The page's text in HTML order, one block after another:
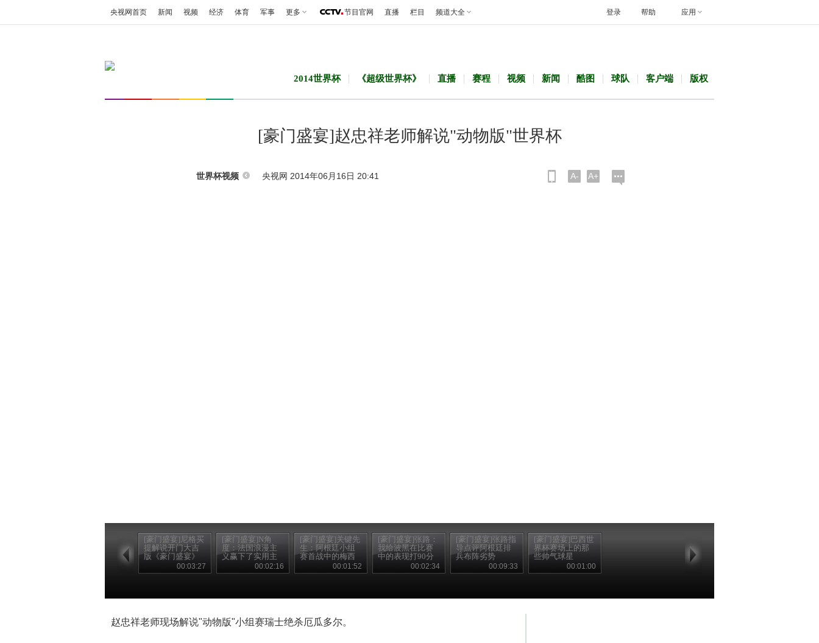
央视网首页 新闻 视频 经济 体育 军事 更多 节目官网 直播 栏目 频道大全 帮助 应用
登录
2014世界杯 《超级世界杯》 直播 赛程 视频 新闻 酷图 球队 客户端 版权
[豪门盛宴]赵忠祥老师解说"动物版"世界杯
世界杯视频 央视网 2014年06月16日 20:41 A- A+
[豪门盛宴]尼格买
提解说开门大吉
版《豪门盛宴》
00:03:27
[豪门盛宴]N角
度：法国浪漫主
义赢下了实用主
00:02:16
[豪门盛宴]关键先
生：阿根廷小组
赛首战中的梅西
00:01:52
[豪门盛宴]张路：
我给波黑在比赛
中的表现打90分
00:02:34
[豪门盛宴]张路指
导点评阿根廷排
兵布阵劣势
00:09:33
[豪门盛宴]巴西世
界杯赛场上的那
些帅气球星
00:01:00
赵忠祥老师现场解说"动物版"小组赛瑞士绝杀厄瓜多尔。